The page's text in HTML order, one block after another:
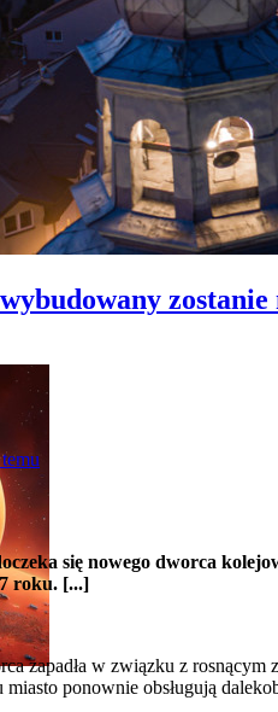
się nowego dworca
roku. [...]
zapadła w związku z
ponownie obsługują